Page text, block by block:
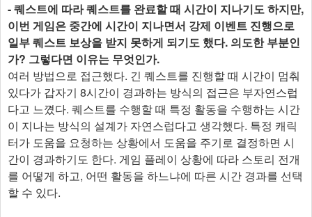
- 퀘스트에 따라 퀘스트를 완료할 때 시간이 지나기도 하지만,
이번 게임은 중간에 시간이 지나면서 강제 이벤트 진행으로
일부 퀘스트 보상을 받지 못하게 되기도 했다. 의도한 부분인
가? 그렇다면 이유는 무엇인가.
여러 방법으로 접근했다. 긴 퀘스트를 진행할 때 시간이 멈춰
있다가 갑자기 8시간이 경과하는 방식의 접근은 부자연스럽
다고 느꼈다. 퀘스트를 수행할 때 특정 활동을 수행하는 시간
이 지나는 방식의 설계가 자연스럽다고 생각했다. 특정 캐릭
터가 도움을 요청하는 상황에서 도움을 주기로 결정하면 시
간이 경과하기도 한다. 게임 플레이 상황에 따라 스토리 전개
를 어떻게 하고, 어떤 활동을 하느냐에 따른 시간 경과를 선택
할 수 있다.